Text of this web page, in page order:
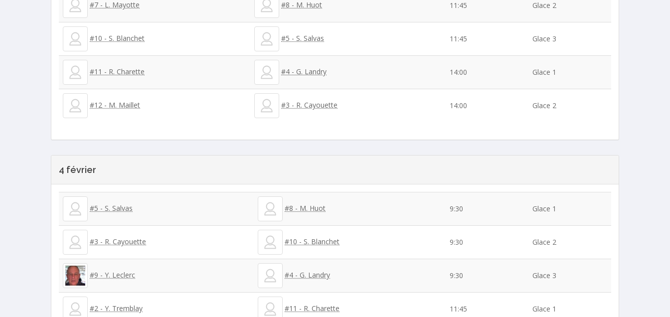
#7 - L. Mayotte #8 - M. Huot 11:45 Glace 2
#10 - S. Blanchet #5 - S. Salvas 11:45 Glace 3
#11 - R. Charette #4 - G. Landry 14:00 Glace 1
#12 - M. Maillet #3 - R. Cayouette 14:00 Glace 2
4 février
#5 - S. Salvas #8 - M. Huot 9:30 Glace 1
#3 - R. Cayouette #10 - S. Blanchet 9:30 Glace 2
#9 - Y. Leclerc #4 - G. Landry 9:30 Glace 3
#2 - Y. Tremblay #11 - R. Charette 11:45 Glace 1